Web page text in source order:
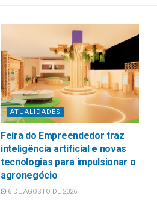
ATUALIDADES
Feira do Empreendedor traz
inteligência artificial e novas
tecnologias para impulsionar o
agronegócio
6 DE AGOSTO DE 2026